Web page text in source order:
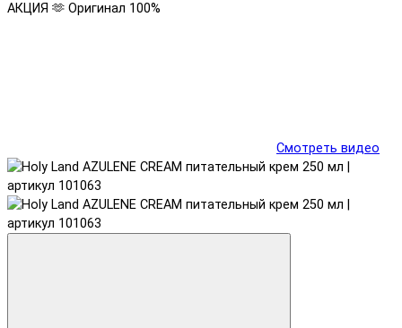
АКЦИЯ 🫶 Оригинал 100%
Смотреть видео